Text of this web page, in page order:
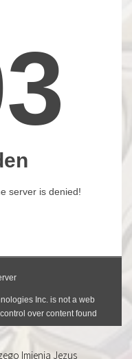
Imienia Jezus